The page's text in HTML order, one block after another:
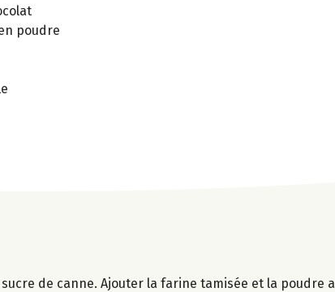
poudre
de canne. Ajouter la farine tamisée et la poudre a